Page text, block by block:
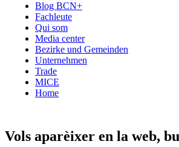
Blog BCN+
Fachleute
Qui som
Media center
Bezirke und Gemeinden
Unternehmen
Trade
MICE
Home
Vols aparèixer en la web,